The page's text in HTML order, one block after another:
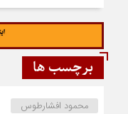
برچسب ها
محمود افشارطوس